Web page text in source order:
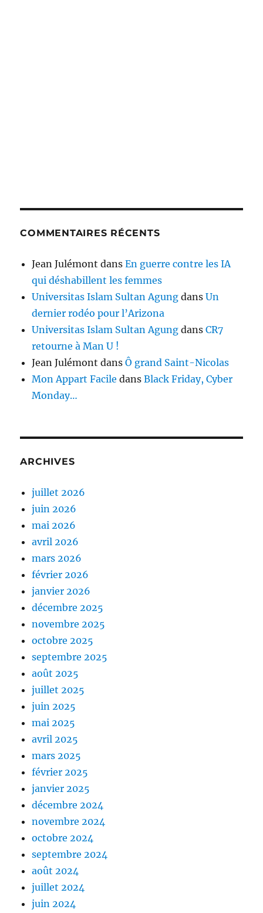
COMMENTAIRES RÉCENTS
Jean Julémont dansEn guerre contre les IA
qui déshabillent les femmes
Universitas Islam Sultan Agung dansUn
dernier rodéo pour l’Arizona
Universitas Islam Sultan Agung dansCR7
retourne à Man U !
Jean Julémont dansÔ grand Saint-Nicolas
Mon Appart Facile dansBlack Friday, Cyber
Monday…
ARCHIVES
juillet 2026
juin 2026
mai 2026
avril 2026
mars 2026
février 2026
janvier 2026
décembre 2025
novembre 2025
octobre 2025
septembre 2025
août 2025
juillet 2025
juin 2025
mai 2025
avril 2025
mars 2025
février 2025
janvier 2025
décembre 2024
novembre 2024
octobre 2024
septembre 2024
août 2024
juillet 2024
juin 2024